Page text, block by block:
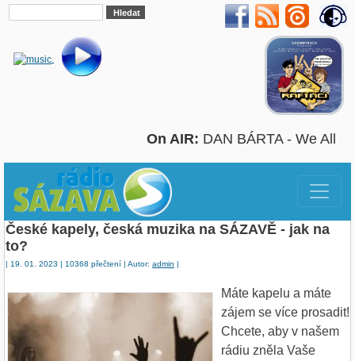
On AIR: DAN BÁRTA - We All
České kapely, česká muzika na SÁZAVĚ - jak na
to?
| 19. 01. 2023 | 10368 přečtení | Autor: admin |
Máte kapelu a máte
zájem se více prosadit!
Chcete, aby v našem
rádiu zněla Vaše